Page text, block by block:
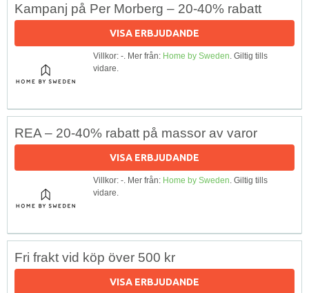
Kampanj på Per Morberg – 20-40% rabatt
VISA ERBJUDANDE
Villkor: -. Mer från: Home by Sweden. Giltig tills
vidare.
REA – 20-40% rabatt på massor av varor
VISA ERBJUDANDE
Villkor: -. Mer från: Home by Sweden. Giltig tills
vidare.
Fri frakt vid köp över 500 kr
VISA ERBJUDANDE